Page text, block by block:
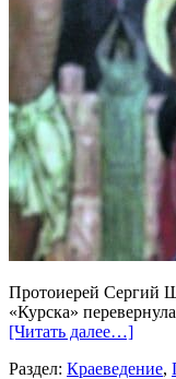
Протоиерей Сергий
«Курска»
[Читать далее…]
Раздел: Краеведение,